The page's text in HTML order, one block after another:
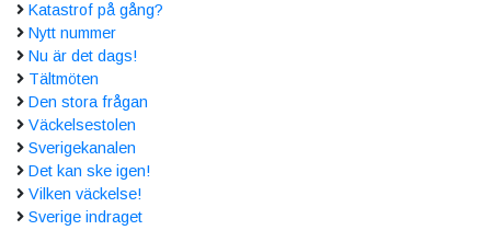
Katastrof på gång?
Nytt nummer
Nu är det dags!
Tältmöten
Den stora frågan
Väckelsestolen
Sverigekanalen
Det kan ske igen!
Vilken väckelse!
Sverige indraget